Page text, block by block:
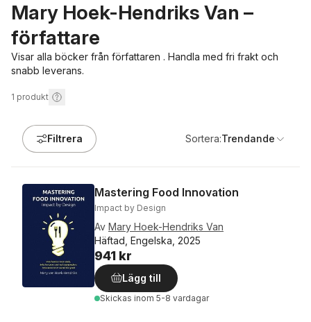
Mary Hoek-Hendriks Van –
författare
Visar alla böcker från författaren . Handla med fri frakt och
snabb leverans.
1 produkt
Filtrera Sortera:Trendande
Mastering Food Innovation
Impact by Design
Av Mary Hoek-Hendriks Van
Häftad, Engelska, 2025
941 kr
Lägg till
Skickas inom 5-8 vardagar